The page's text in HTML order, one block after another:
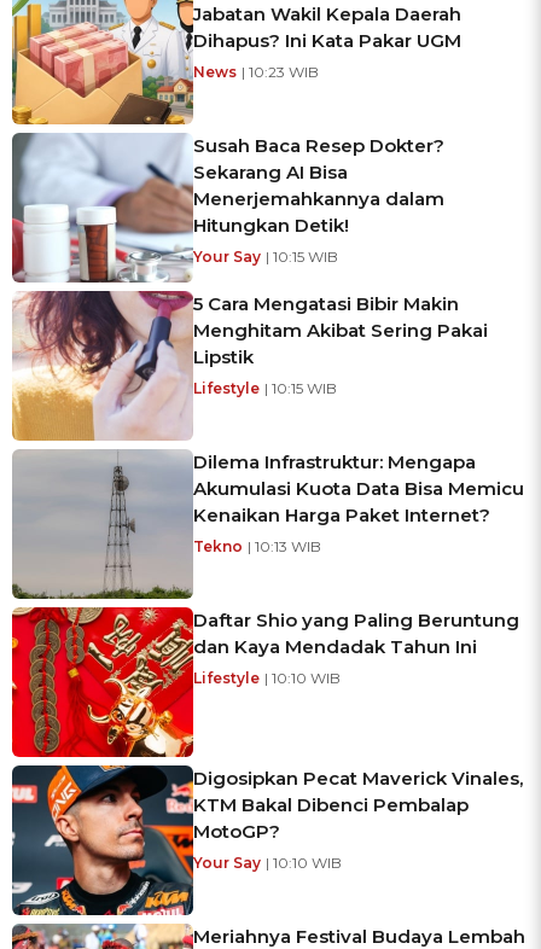
Jabatan Wakil Kepala Daerah
Dihapus? Ini Kata Pakar UGM
News | 10:23 WIB
Susah Baca Resep Dokter?
Sekarang AI Bisa
Menerjemahkannya dalam
Hitungkan Detik!
Your Say | 10:15 WIB
5 Cara Mengatasi Bibir Makin
Menghitam Akibat Sering Pakai
Lipstik
Lifestyle | 10:15 WIB
Dilema Infrastruktur: Mengapa
Akumulasi Kuota Data Bisa Memicu
Kenaikan Harga Paket Internet?
Tekno | 10:13 WIB
Daftar Shio yang Paling Beruntung
dan Kaya Mendadak Tahun Ini
Lifestyle | 10:10 WIB
Digosipkan Pecat Maverick Vinales,
KTM Bakal Dibenci Pembalap
MotoGP?
Your Say | 10:10 WIB
Meriahnya Festival Budaya Lembah